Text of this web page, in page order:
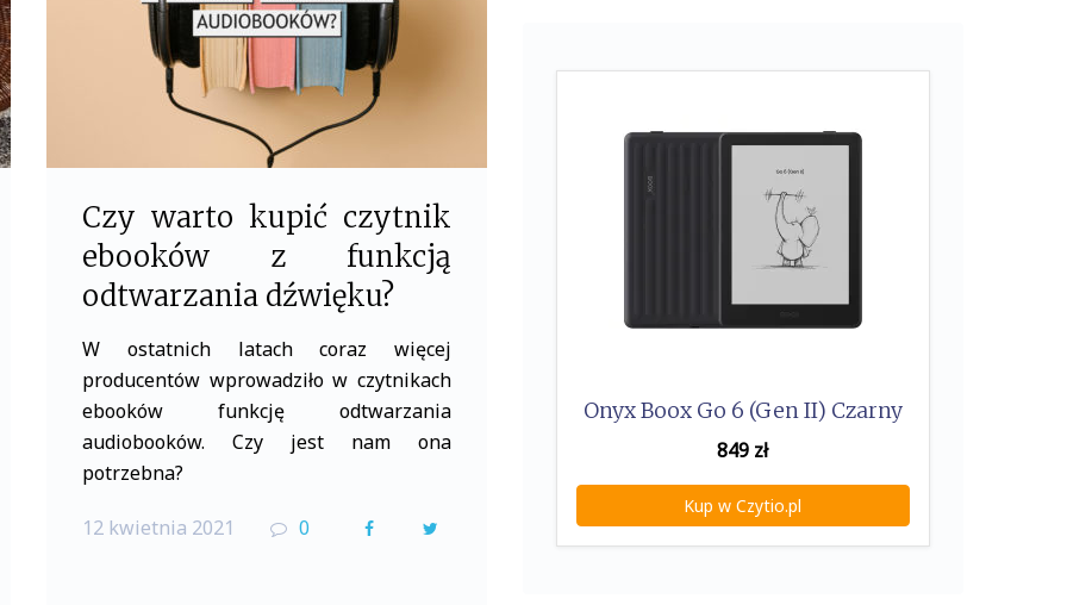
Czy warto kupić czytnik
ebooków z funkcją
odtwarzania dźwięku?
W ostatnich latach coraz więcej
producentów wprowadziło w czytnikach
ebooków funkcję odtwarzania
audiobooków. Czy jest nam ona
potrzebna?
12 kwietnia 2021 0
F
Onyx Boox Go 6 (Gen II) Czarny
849 zł
Kup w Czytio.pl